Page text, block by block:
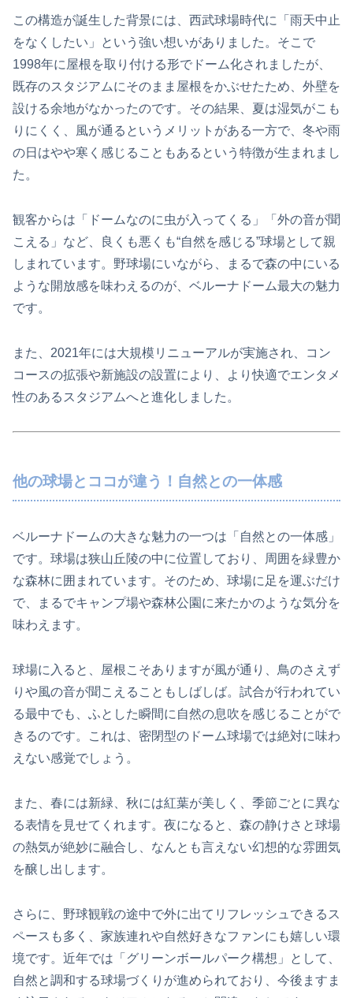
この構造が誕生した背景には、西武球場時代に「雨天中止
をなくしたい」という強い想いがありました。そこで
1998年に屋根を取り付ける形でドーム化されましたが、
既存のスタジアムにそのまま屋根をかぶせたため、外壁を
設ける余地がなかったのです。その結果、夏は湿気がこも
りにくく、風が通るというメリットがある一方で、冬や雨
の日はやや寒く感じることもあるという特徴が生まれまし
た。
観客からは「ドームなのに虫が入ってくる」「外の音が聞
こえる」など、良くも悪くも“自然を感じる”球場として親
しまれています。野球場にいながら、まるで森の中にいる
ような開放感を味わえるのが、ベルーナドーム最大の魅力
です。
また、2021年には大規模リニューアルが実施され、コン
コースの拡張や新施設の設置により、より快適でエンタメ
性のあるスタジアムへと進化しました。
他の球場とココが違う！自然との一体感
ベルーナドームの大きな魅力の一つは「自然との一体感」
です。球場は狭山丘陵の中に位置しており、周囲を緑豊か
な森林に囲まれています。そのため、球場に足を運ぶだけ
で、まるでキャンプ場や森林公園に来たかのような気分を
味わえます。
球場に入ると、屋根こそありますが風が通り、鳥のさえず
りや風の音が聞こえることもしばしば。試合が行われてい
る最中でも、ふとした瞬間に自然の息吹を感じることがで
きるのです。これは、密閉型のドーム球場では絶対に味わ
えない感覚でしょう。
また、春には新緑、秋には紅葉が美しく、季節ごとに異な
る表情を見せてくれます。夜になると、森の静けさと球場
の熱気が絶妙に融合し、なんとも言えない幻想的な雰囲気
を醸し出します。
さらに、野球観戦の途中で外に出てリフレッシュできるス
ペースも多く、家族連れや自然好きなファンにも嬉しい環
境です。近年では「グリーンボールパーク構想」として、
自然と調和する球場づくりが進められており、今後ますま